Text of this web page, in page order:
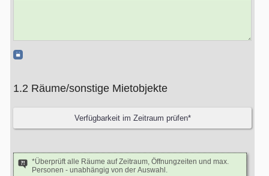
1.2 Räume/sonstige Mietobjekte
*Überprüft alle Räume auf Zeitraum, Öffnungzeiten und max.
Personen - unabhängig von der Auswahl.